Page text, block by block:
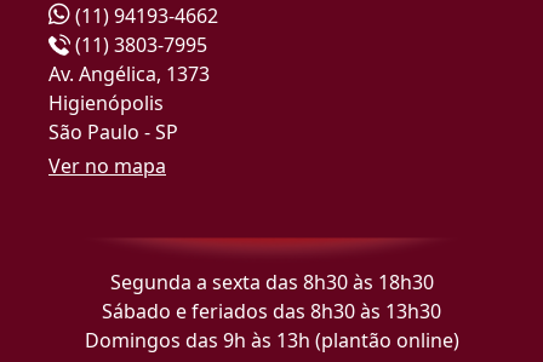
(11) 94193-4662
(11) 3803-7995
Av. Angélica, 1373
Higienópolis
São Paulo - SP
Ver no mapa
Segunda a sexta das 8h30 às 18h30
Sábado e feriados das 8h30 às 13h30
Domingos das 9h às 13h (plantão online)